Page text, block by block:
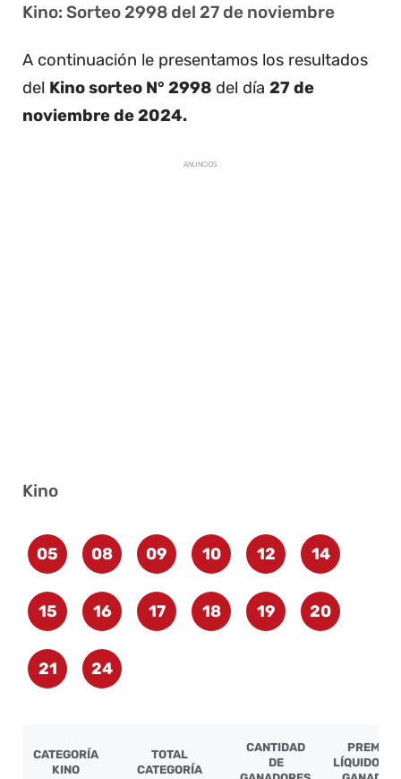
Kino: Sorteo 2998 del 27 de noviembre
A continuación le presentamos los resultados
del Kino sorteo N° 2998 del día 27 de
noviembre de 2024.
ANUNCIOS
Kino
05 08 09 10 12 14
15 16 17 18 19 20
21 24
CATEGORÍA
KINO
TOTAL
CATEGORÍA
CANTIDAD
DE
PREMIO
LÍQUIDO